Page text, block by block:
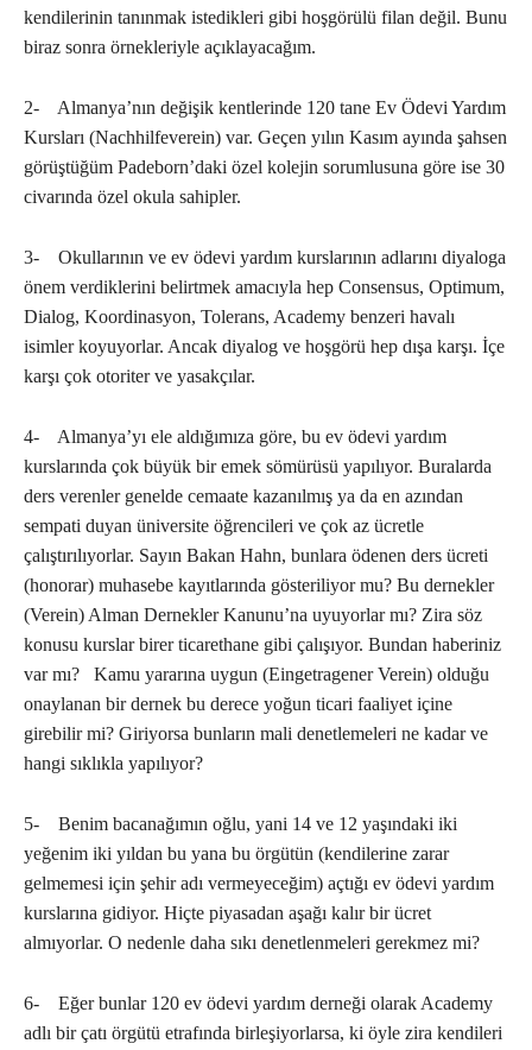
kendilerinin tanınmak istedikleri gibi hoşgörülü filan değil. Bunu
biraz sonra örnekleriyle açıklayacağım.
2- Almanya’nın değişik kentlerinde 120 tane Ev Ödevi Yardım
Kursları (Nachhilfeverein) var. Geçen yılın Kasım ayında şahsen
görüştüğüm Padeborn’daki özel kolejin sorumlusuna göre ise 30
civarında özel okula sahipler.
3- Okullarının ve ev ödevi yardım kurslarının adlarını diyaloga
önem verdiklerini belirtmek amacıyla hep Consensus, Optimum,
Dialog, Koordinasyon, Tolerans, Academy benzeri havalı
isimler koyuyorlar. Ancak diyalog ve hoşgörü hep dışa karşı. İçe
karşı çok otoriter ve yasakçılar.
4- Almanya’yı ele aldığımıza göre, bu ev ödevi yardım
kurslarında çok büyük bir emek sömürüsü yapılıyor. Buralarda
ders verenler genelde cemaate kazanılmış ya da en azından
sempati duyan üniversite öğrencileri ve çok az ücretle
çalıştırılıyorlar. Sayın Bakan Hahn, bunlara ödenen ders ücreti
(honorar) muhasebe kayıtlarında gösteriliyor mu? Bu dernekler
(Verein) Alman Dernekler Kanunu’na uyuyorlar mı? Zira söz
konusu kurslar birer ticarethane gibi çalışıyor. Bundan haberiniz
var mı? Kamu yararına uygun (Eingetragener Verein) olduğu
onaylanan bir dernek bu derece yoğun ticari faaliyet içine
girebilir mi? Giriyorsa bunların mali denetlemeleri ne kadar ve
hangi sıklıkla yapılıyor?
5- Benim bacanağımın oğlu, yani 14 ve 12 yaşındaki iki
yeğenim iki yıldan bu yana bu örgütün (kendilerine zarar
gelmemesi için şehir adı vermeyeceğim) açtığı ev ödevi yardım
kurslarına gidiyor. Hiçte piyasadan aşağı kalır bir ücret
almıyorlar. O nedenle daha sıkı denetlenmeleri gerekmez mi?
6- Eğer bunlar 120 ev ödevi yardım derneği olarak Academy
adlı bir çatı örgütü etrafında birleşiyorlarsa, ki öyle zira kendileri